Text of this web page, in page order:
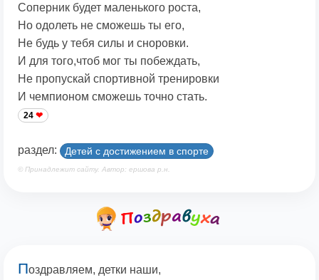
Соперник будет маленького роста,
Но одолеть не сможешь ты его,
Не будь у тебя силы и сноровки.
И для того,чтоб мог ты побеждать,
Не пропускай спортивной тренировки
И чемпионом сможешь точно стать.
24
раздел: Детей с достижением в спорте
© Принадлежит сайту. Автор: ершова р.н.
Поздравляем, детки наши,